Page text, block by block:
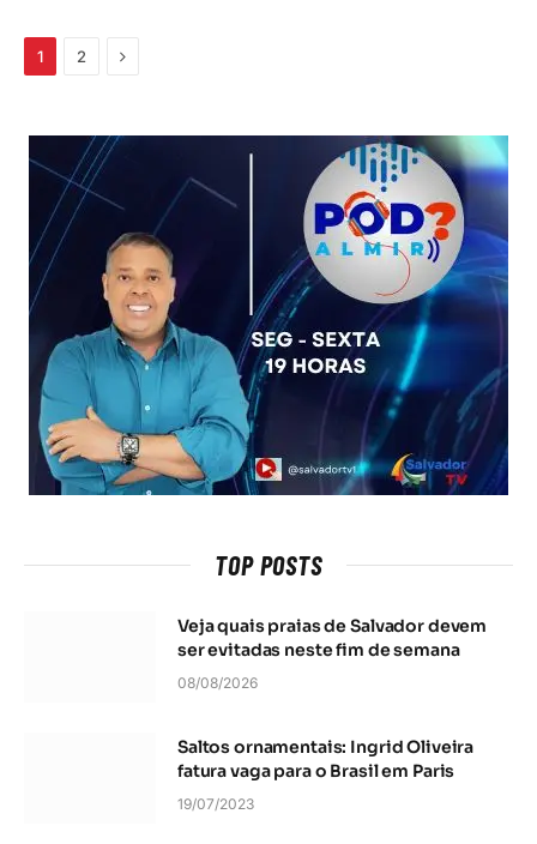
1 2 Próximo
TOP POSTS
Veja quais praias de Salvador devem
ser evitadas neste fim de semana
08/08/2026
Saltos ornamentais: Ingrid Oliveira
fatura vaga para o Brasil em Paris
19/07/2023